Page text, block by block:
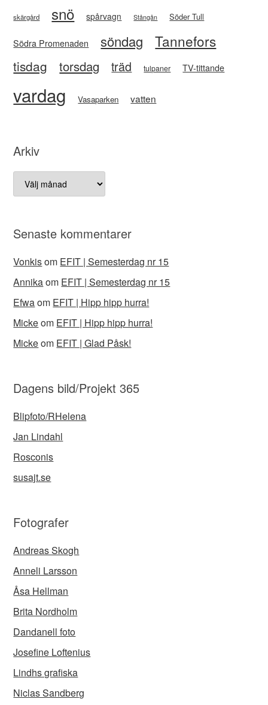
skärgård snö spårvagn Stångån Söder Tull
Södra Promenaden söndag Tannefors
tisdag torsdag träd tulpaner TV-tittande
vardag Vasaparken vatten
Arkiv
Arkiv
Senaste kommentarer
Vonkisom EFIT | Semesterdag nr 15
Annikaom EFIT | Semesterdag nr 15
Efwaom EFIT | Hipp hipp hurra!
Mickeom EFIT | Hipp hipp hurra!
Mickeom EFIT | Glad Påsk!
Dagens bild/Projekt 365
Blipfoto/RHelena
Jan Lindahl
Rosconis
susajt.se
Fotografer
Andreas Skogh
Anneli Larsson
Åsa Hellman
Brita Nordholm
Dandanell foto
Josefine Loftenius
Lindhs grafiska
Niclas Sandberg